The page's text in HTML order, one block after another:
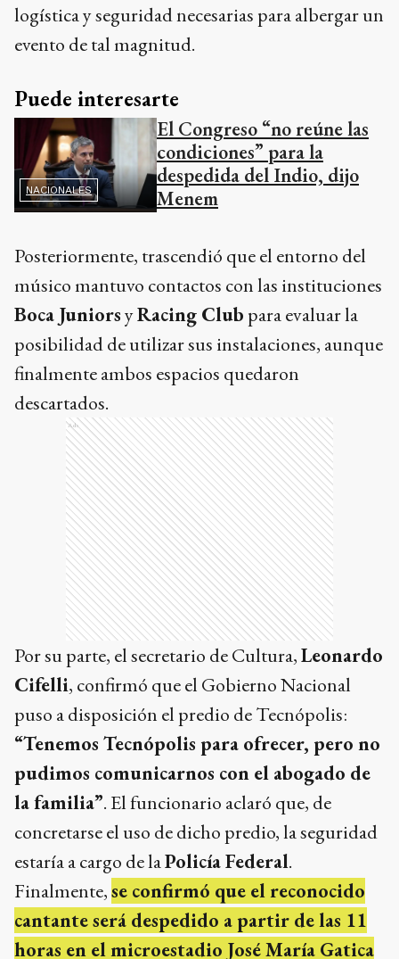
logística y seguridad necesarias para albergar un
evento de tal magnitud.
Puede interesarte
NACIONALES
El Congreso “no reúne las
condiciones” para la
despedida del Indio, dijo
Menem
Posteriormente, trascendió que el entorno del
músico mantuvo contactos con las instituciones
Boca JuniorsyRacing Club para evaluar la
posibilidad de utilizar sus instalaciones, aunque
finalmente ambos espacios quedaron
descartados.
Ads
Por su parte, el secretario de Cultura,Leonardo
Cifelli, confirmó que el Gobierno Nacional
puso a disposición el predio de Tecnópolis:
“Tenemos Tecnópolis para ofrecer, pero no
pudimos comunicarnos con el abogado de
la familia”. El funcionario aclaró que, de
concretarse el uso de dicho predio, la seguridad
estaría a cargo de laPolicía Federal.
Finalmente,se confirmó que el reconocido
cantante será despedido a partir de las 11
horas en el microestadio José María Gatica